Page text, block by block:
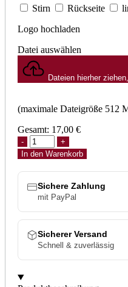
Stirn Rückseite
Logo hochladen
Datei auswählen
Dateien hierher
(maximale Dateigröße 512
Gesamt: 17,00 €
In den Warenkorb
Sichere Zahlung
mit PayPal
Sicherer Versand
Schnell & zuverlässig